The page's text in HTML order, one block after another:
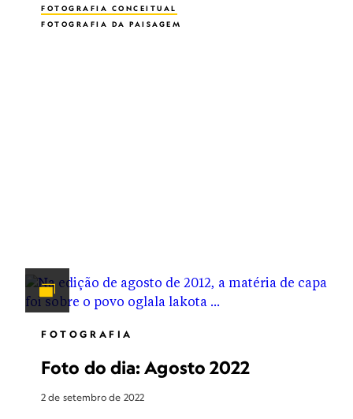
FOTOGRAFIA CONCEITUAL
FOTOGRAFIA DA PAISAGEM
FOTOGRAFIA
Foto do dia: Agosto 2022
2 de setembro de 2022